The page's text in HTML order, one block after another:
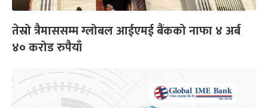
तेस्रो त्रैमाससम्म ग्लोबल आईएमई बैंकको नाफा ४ अर्ब
४० करोड रुपैयाँ